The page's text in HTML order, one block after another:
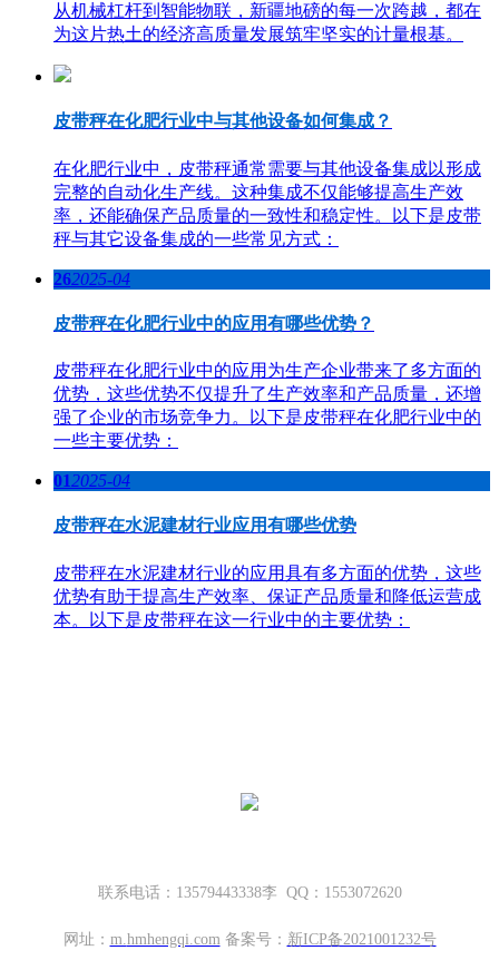
从机械杠杆到智能物联，新疆地磅的每一次跨越，都在
为这片热土的经济高质量发展筑牢坚实的计量根基。
皮带秤在化肥行业中与其他设备如何集成？
在化肥行业中，皮带秤通常需要与其他设备集成以形成
完整的自动化生产线。这种集成不仅能够提高生产效
率，还能确保产品质量的一致性和稳定性。以下是皮带
秤与其它设备集成的一些常见方式：
262025-04
皮带秤在化肥行业中的应用有哪些优势？
皮带秤在化肥行业中的应用为生产企业带来了多方面的
优势，这些优势不仅提升了生产效率和产品质量，还增
强了企业的市场竞争力。以下是皮带秤在化肥行业中的
一些主要优势：
012025-04
皮带秤在水泥建材行业应用有哪些优势
皮带秤在水泥建材行业的应用具有多方面的优势，这些
优势有助于提高生产效率、保证产品质量和降低运营成
本。以下是皮带秤在这一行业中的主要优势：
联系电话：13579443338李 QQ：1553072620
网址： m. hmhengqi.com 备案号： 新ICP备2021001232号